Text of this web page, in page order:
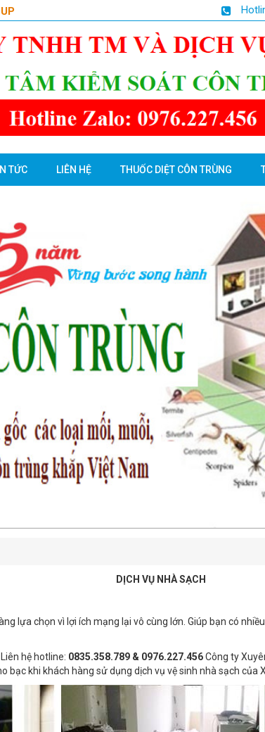
TỨC LIÊN HỆ THUỐC DIỆT CÔN TRÙNG
DỊCH VỤ NHÀ SẠCH
lựa chọn vì lợi ích mạng lại vô cùng lớn. Giúp bạn có
hệ hotline: 0835.358.789 & 0976.227.456Công ty
khi khách hàng sử dụng dịch vụ vệ sinh nhà sạch của